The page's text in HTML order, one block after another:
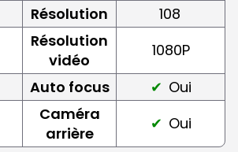
Résolution
108
Résolution
vidéo
1080P
Auto focus
Oui
Caméra
arrière
Oui